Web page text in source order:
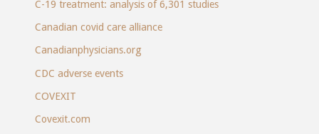
C-19 treatment: analysis of 6,301 studies
Canadian covid care alliance
Canadianphysicians.org
CDC adverse events
COVEXIT
Covexit.com